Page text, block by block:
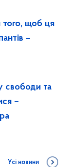
того, щоб ця
–
свободи та
–
Усі новини